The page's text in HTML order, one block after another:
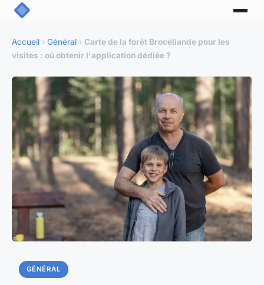
Accueil › Général › Carte de la forêt Brocéliande pour les
visites : où obtenir l'application dédiée ?
GÉNÉRAL